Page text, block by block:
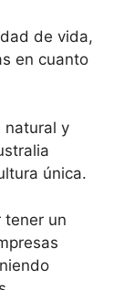
de vida,
en cuanto
natural y
única.
tener un